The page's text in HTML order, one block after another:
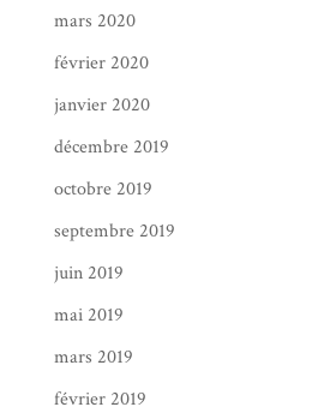
mars 2020
février 2020
janvier 2020
décembre 2019
octobre 2019
septembre 2019
juin 2019
mai 2019
mars 2019
février 2019